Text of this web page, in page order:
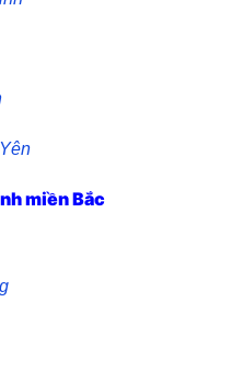
miền Bắc